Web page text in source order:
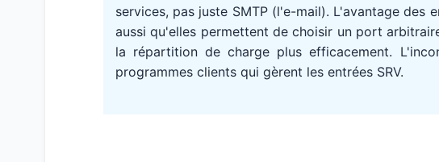
services, pas juste SMTP (l'e-mail). L'avantage des
aussi qu'elles permettent de choisir un port
la répartition de charge plus efficacement.
programmes clients qui gèrent les entrées SRV.